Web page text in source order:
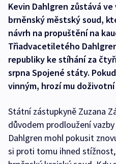
Kevin Dahlgren zůstává
brněnský městský soud,
návrh na propuštění na
Třiadvacetiletého
republiky ke stíhání za
srpna Spojené státy.
vinným, hrozí mu
Státní zástupkyně Zuzana
důvodem prodloužení vazby
Dahlgren mohl pokusit
si proti tomu ihned